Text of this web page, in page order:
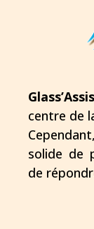
centre de
solide de
de